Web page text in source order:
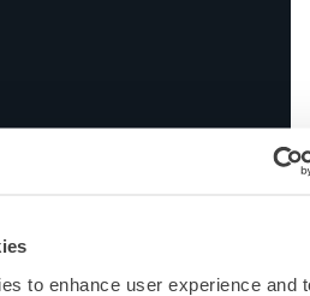
to enhance user experience and